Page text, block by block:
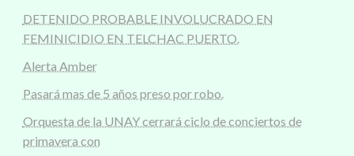
DETENIDO PROBABLE INVOLUCRADO EN
FEMINICIDIO EN TELCHAC PUERTO.
Alerta Amber
Pasará mas de 5 años preso por robo.
Orquesta de la UNAY cerrará ciclo de conciertos de
primavera con